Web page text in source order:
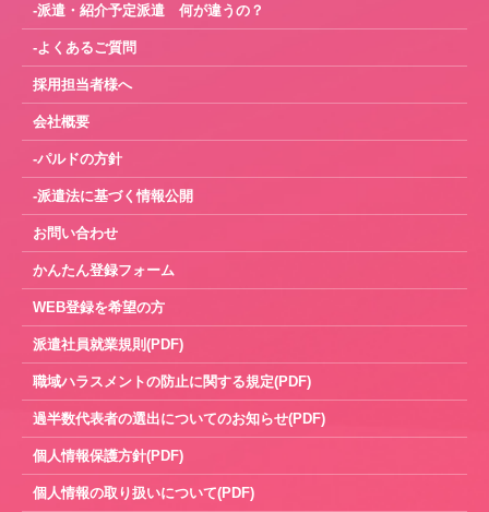
-派遣・紹介予定派遣 何が違うの？
-よくあるご質問
採用担当者様へ
会社概要
-パルドの方針
-派遣法に基づく情報公開
お問い合わせ
かんたん登録フォーム
WEB登録を希望の方
派遣社員就業規則(PDF)
職域ハラスメントの防止に関する規定(PDF)
過半数代表者の選出についてのお知らせ(PDF)
個人情報保護方針(PDF)
個人情報の取り扱いについて(PDF)